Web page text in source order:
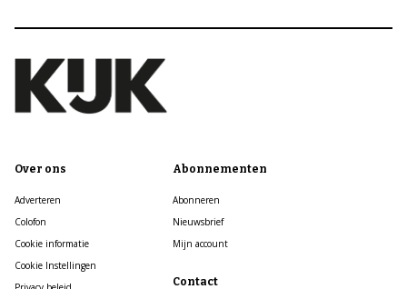
Over ons
Adverteren
Colofon
Cookie informatie
Cookie Instellingen
Abonnementen
Abonneren
Nieuwsbrief
Mijn account
Contact